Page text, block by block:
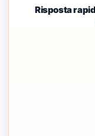
Risposta